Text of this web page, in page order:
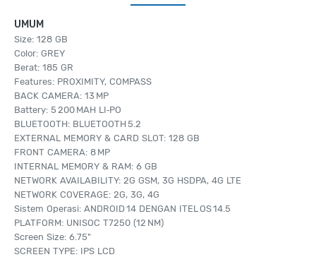
UMUM
Size: 128 GB
Color: GREY
Berat: 185 GR
Features: PROXIMITY, COMPASS
BACK CAMERA: 13 MP
Battery: 5 200 MAH LI‑PO
BLUETOOTH: BLUETOOTH 5.2
EXTERNAL MEMORY & CARD SLOT: 128 GB
FRONT CAMERA: 8 MP
INTERNAL MEMORY & RAM: 6 GB
NETWORK AVAILABILITY: 2G GSM, 3G HSDPA, 4G LTE
NETWORK COVERAGE: 2G, 3G, 4G
Sistem Operasi: ANDROID 14 DENGAN ITEL OS 14.5
PLATFORM: UNISOC T7250 (12 NM)
Screen Size: 6.75"
SCREEN TYPE: IPS LCD